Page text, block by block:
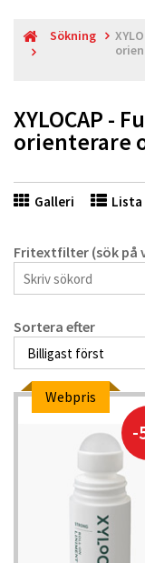
Sökning
XYLOCAP -
orienterare
Galleri Lista
Fritextfilter (sök på
Sortera efter
Webpris
-